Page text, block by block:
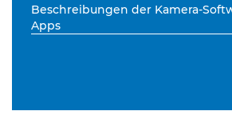
Beschreibungen der Kamera-
Apps